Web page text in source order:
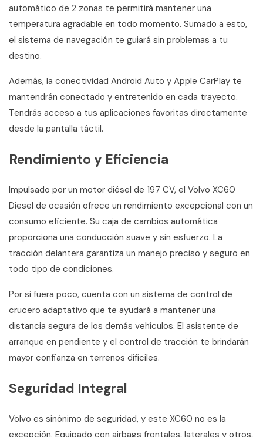
automático de 2 zonas te permitirá mantener una
temperatura agradable en todo momento. Sumado a esto,
el sistema de navegación te guiará sin problemas a tu
destino.
Además, la conectividad Android Auto y Apple CarPlay te
mantendrán conectado y entretenido en cada trayecto.
Tendrás acceso a tus aplicaciones favoritas directamente
desde la pantalla táctil.
Rendimiento y Eficiencia
Impulsado por un motor diésel de 197 CV, el Volvo XC60
Diesel de ocasión ofrece un rendimiento excepcional con un
consumo eficiente. Su caja de cambios automática
proporciona una conducción suave y sin esfuerzo. La
tracción delantera garantiza un manejo preciso y seguro en
todo tipo de condiciones.
Por si fuera poco, cuenta con un sistema de control de
crucero adaptativo que te ayudará a mantener una
distancia segura de los demás vehículos. El asistente de
arranque en pendiente y el control de tracción te brindarán
mayor confianza en terrenos difíciles.
Seguridad Integral
Volvo es sinónimo de seguridad, y este XC60 no es la
excepción. Equipado con airbags frontales, laterales y otros,